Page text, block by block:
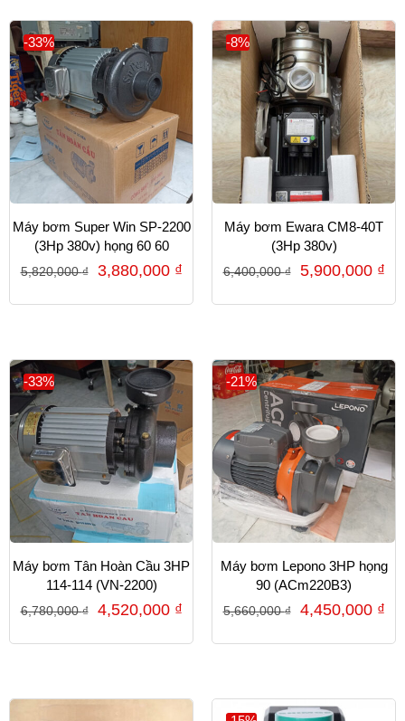
-33%
Máy bơm Super Win SP-2200
(3Hp 380v) họng 60 60
5,820,000₫ 3,880,000 ₫
-8%
Máy bơm Ewara CM8-40T
(3Hp 380v)
6,400,000₫ 5,900,000 ₫
-33%
Máy bơm Tân Hoàn Cầu 3HP
114-114 (VN-2200)
6,780,000₫ 4,520,000 ₫
-21%
Máy bơm Lepono 3HP họng
90 (ACm220B3)
5,660,000₫ 4,450,000 ₫